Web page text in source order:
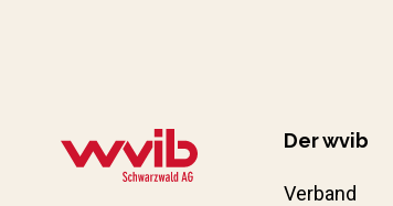
Der wvib
Verband